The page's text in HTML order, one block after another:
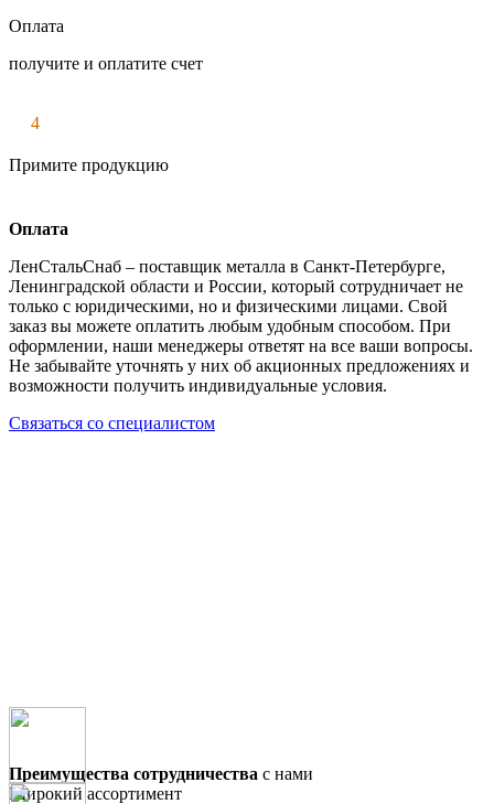
Оплата
получите и оплатите счет
4
Примите продукцию
Оплата
ЛенСтальСнаб – поставщик металла в Санкт-Петербурге,
Ленинградской области и России, который сотрудничает не
только с юридическими, но и физическими лицами. Свой
заказ вы можете оплатить любым удобным способом. При
оформлении, наши менеджеры ответят на все ваши вопросы.
Не забывайте уточнять у них об акционных предложениях и
возможности получить индивидуальные условия.
Связаться со специалистом
Преимущества сотрудничества с нами
Широкий ассортимент